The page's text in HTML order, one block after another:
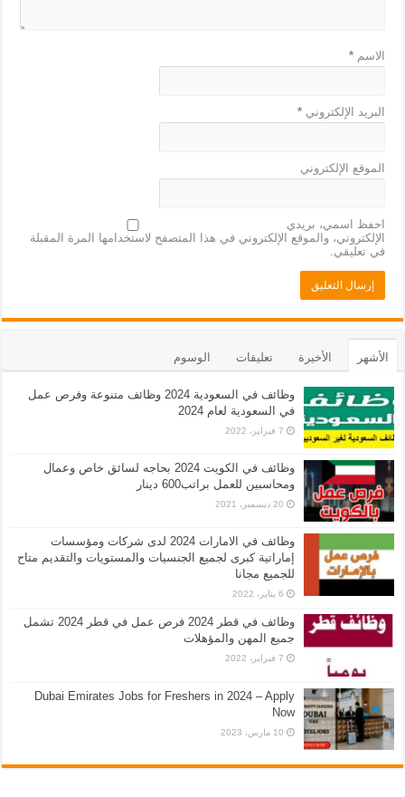
الاسم*
البريد الإلكتروني*
الموقع الإلكتروني
احفظ اسمي، بريدي
الإلكتروني، والموقع الإلكتروني في هذا المتصفح لاستخدامها المرة المقبلة
في تعليقي.
الأشهر الأخيرة تعليقات الوسوم
وظائف في السعودية 2024 وظائف متنوعة وفرص عمل
في السعودية لعام 2024
7 فبراير، 2022
وظائف في الكويت 2024 بحاجه لسائق خاص وعمال
ومحاسبين للعمل براتب600 دينار
20 ديسمبر، 2021
وظائف في الامارات 2024 لدى شركات ومؤسسات
إماراتية كبرى لجميع الجنسيات والمستويات والتقديم متاح
للجميع مجانا
6 يناير، 2022
وظائف في قطر 2024 فرص عمل في قطر 2024 تشمل
جميع المهن والمؤهلات
7 فبراير، 2022
Dubai Emirates Jobs for Freshers in 2024 – Apply
Now
10 مارس، 2023